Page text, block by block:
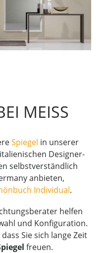
MEISS
Spiegel in unserer
Designer-
selbstverständlich
anbieten,
Individual.
helfen
und Konfiguration.
Sie sich lange Zeit
freuen.